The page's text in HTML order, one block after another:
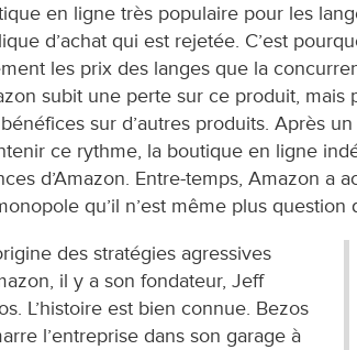
en ligne très populaire pour les
d’achat qui est rejetée. C’est
les prix des langes que la
subit une perte sur ce produit, mais
sur d’autres produits. Après
ce rythme, la boutique en ligne
d’Amazon. Entre-temps, Amazon a
qu’il n’est même plus
des stratégies agressives
il y a son fondateur, Jeff
L’histoire est bien connue. Bezos
l’entreprise dans son garage à